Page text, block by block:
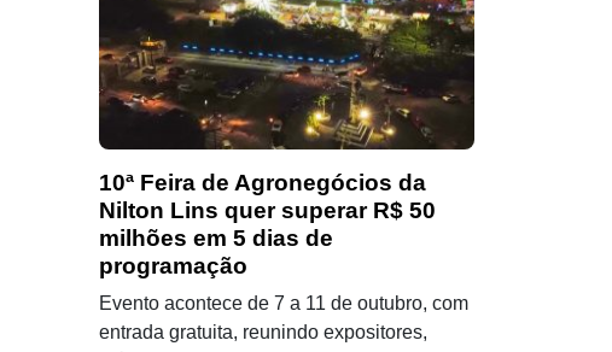
10ª Feira de Agronegócios da
Nilton Lins quer superar R$ 50
milhões em 5 dias de
programação
Evento acontece de 7 a 11 de outubro, com
entrada gratuita, reunindo expositores,